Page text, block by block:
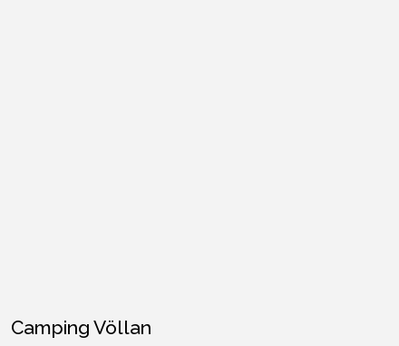
Camping Völlan